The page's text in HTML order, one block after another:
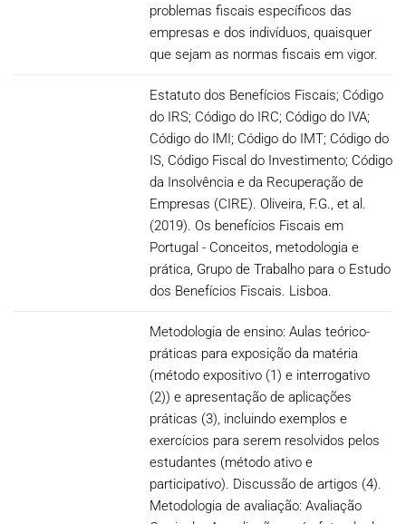
problemas fiscais específicos das
empresas e dos indivíduos, quaisquer
que sejam as normas fiscais em vigor.
Estatuto dos Benefícios Fiscais; Código
do IRS; Código do IRC; Código do IVA;
Código do IMI; Código do IMT; Código do
IS, Código Fiscal do Investimento; Código
da Insolvência e da Recuperação de
Empresas (CIRE). Oliveira, F.G., et al.
(2019). Os benefícios Fiscais em
Portugal - Conceitos, metodologia e
prática, Grupo de Trabalho para o Estudo
dos Benefícios Fiscais. Lisboa.
Metodologia de ensino: Aulas teórico-
práticas para exposição da matéria
(método expositivo (1) e interrogativo
(2)) e apresentação de aplicações
práticas (3), incluindo exemplos e
exercícios para serem resolvidos pelos
estudantes (método ativo e
participativo). Discussão de artigos (4).
Metodologia de avaliação: Avaliação